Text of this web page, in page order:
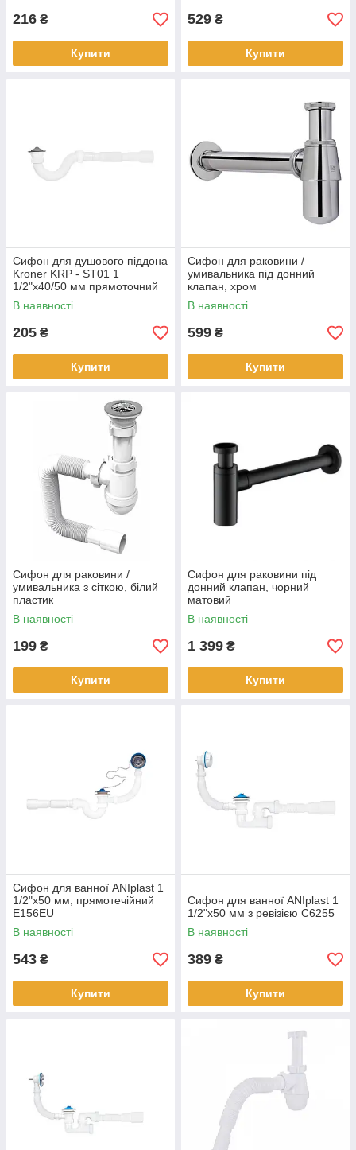
216 ₴
Купити
529 ₴
Купити
Сифон для душового піддона
Kroner KRP - ST01 1
1/2"х40/50 мм прямоточний
В наявності
205 ₴
Купити
Сифон для раковини /
умивальника під донний
клапан, хром
В наявності
599 ₴
Купити
Сифон для раковини /
умивальника з сіткою, білий
пластик
В наявності
199 ₴
Купити
Сифон для раковини під
донний клапан, чорний
матовий
В наявності
1 399 ₴
Купити
Сифон для ванної ANIplast 1
1/2"х50 мм, прямотечійний
Е156EU
В наявності
543 ₴
Купити
Сифон для ванної ANIplast 1
1/2"х50 мм з ревізією C6255
В наявності
389 ₴
Купити